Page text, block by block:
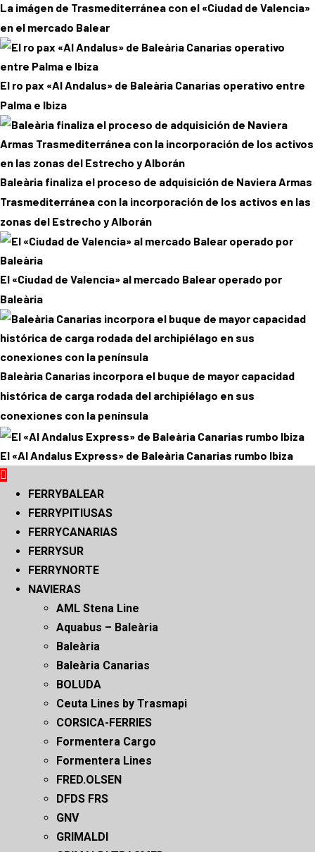
La imágen de Trasmediterránea con el «Ciudad de Valencia»
en el mercado Balear
El ro pax «Al Andalus» de Baleària Canarias operativo entre
Palma e Ibiza
Baleària finaliza el proceso de adquisición de Naviera Armas
Trasmediterránea con la incorporación de los activos en las
zonas del Estrecho y Alborán
El «Ciudad de Valencia» al mercado Balear operado por
Baleària
Baleària Canarias incorpora el buque de mayor capacidad
histórica de carga rodada del archipiélago en sus
conexiones con la península
El «Al Andalus Express» de Baleària Canarias rumbo Ibiza
principalFERRYBALEAR
FERRYPITIUSAS
FERRYCANARIAS
FERRYSUR
FERRYNORTE
NAVIERAS
AML Stena Line
Aquabus – Baleària
Baleària
Baleària Canarias
BOLUDA
Ceuta Lines by Trasmapi
CORSICA-FERRIES
Formentera Cargo
Formentera Lines
FRED.OLSEN
DFDS FRS
GNV
GRIMALDI